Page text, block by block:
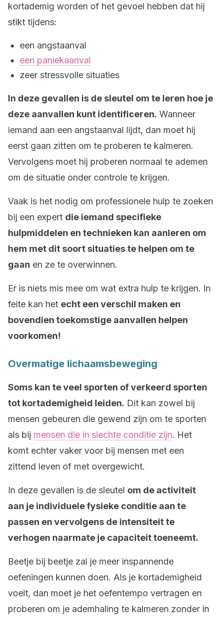
kortademig worden of het gevoel hebben dat hij
stikt tijdens:
een angstaanval
een paniekaanval
zeer stressvolle situaties
In deze gevallen is de sleutel om te leren hoe je
deze aanvallen kunt identificeren. Wanneer
iemand aan een angstaanval lijdt, dan moet hij
eerst gaan zitten om te proberen te kalmeren.
Vervolgens moet hij proberen normaal te ademen
om de situatie onder controle te krijgen.
Vaak is het nodig om professionele hulp te zoeken
bij een expert die iemand specifieke
hulpmiddelen en technieken kan aanleren om
hem met dit soort situaties te helpen om te
gaan en ze te overwinnen.
Er is niets mis mee om wat extra hulp te krijgen. In
feite kan het echt een verschil maken en
bovendien toekomstige aanvallen helpen
voorkomen!
Overmatige lichaamsbeweging
Soms kan te veel sporten of verkeerd sporten
tot kortademigheid leiden. Dit kan zowel bij
mensen gebeuren die gewend zijn om te sporten
als bij mensen die in slechte conditie zijn. Het
komt echter vaker voor bij mensen met een
zittend leven of met overgewicht.
In deze gevallen is de sleutel om de activiteit
aan je individuele fysieke conditie aan te
passen en vervolgens de intensiteit te
verhogen naarmate je capaciteit toeneemt.
Beetje bij beetje zal je meer inspannende
oefeningen kunnen doen. Als je kortademigheid
voelt, dan moet je het oefentempo vertragen en
proberen om je ademhaling te kalmeren zonder in